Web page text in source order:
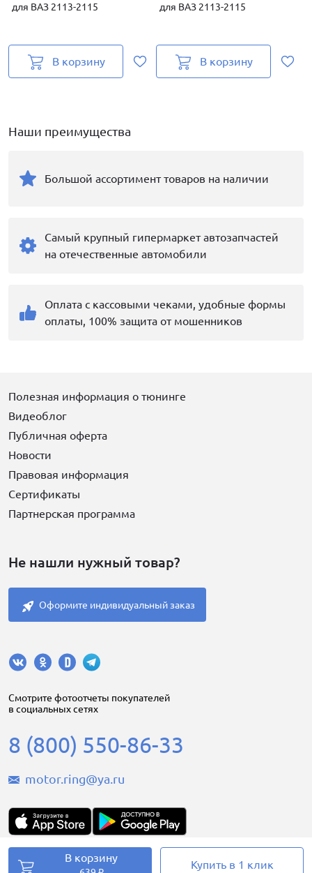
В корзину
Купить в 1 клик
для ВАЗ 2113-2115
В корзину
для ВАЗ 2113-2115
В корзину
Наши преимущества
Большой ассортимент товаров на наличии
Самый крупный гипермаркет автозапчастей
на отечественные автомобили
Оплата с кассовыми чеками, удобные формы
оплаты, 100% защита от мошенников
Полезная информация о тюнинге
Видеоблог
Публичная оферта
Новости
Правовая информация
Сертификаты
Партнерская программа
Не нашли нужный товар?
Оформите индивидуальный заказ
Cмотрите фотоотчеты покупателей
в социальных сетях
8 (800) 550-86-33
motor.ring@ya.ru
Motorring.ru © 2008-2026